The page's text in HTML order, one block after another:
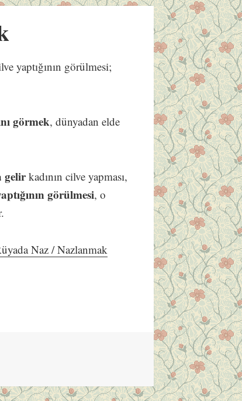
yaptığının görülmesi;
görmek, dünyadan elde
gelirkadının cilve yapması,
görülmesi, o
Naz / Nazlanmak